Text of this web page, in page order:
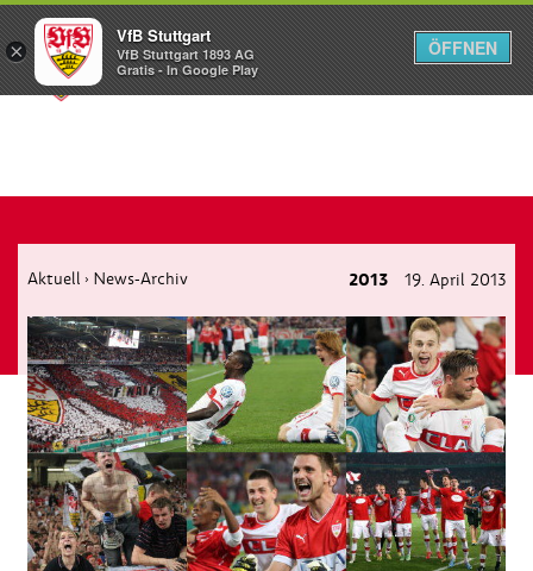
Menü
Aktuell › News-Archiv 2013 19. April 2013
×
VfB Stuttgart
VfB Stuttgart 1893 AG
Gratis - In Google Play
ÖFFNEN